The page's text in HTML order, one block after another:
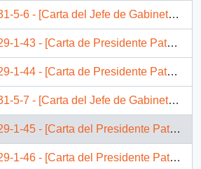
- [Carta del Jefe de Gabinete Presidencial al Gobernador Provincial de Chacabuco]
- [Carta de Presidente Patricio Aylwin al Presidente de Soka Gattai International]
44 - [Carta de Presidente Patricio Aylwin al Presidente de Finlandia]
- [Carta del Jefe de Gabinete Presidencial al Intendente de la Región del Maule]
- [Carta del Presidente Patricio Aylwin al Presidente de Argentina, Carlos Menem]
46 - [Carta del Presidente Patricio Aylwin al Presidente de Túnez]